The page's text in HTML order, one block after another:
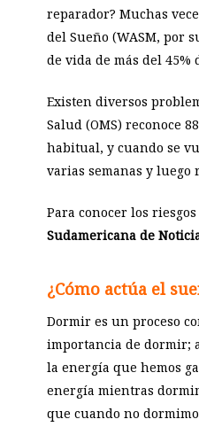
reparador? Muchas
del Sueño (WASM, por
de vida de más del
Existen diversos
Salud (OMS) reconoce
habitual, y cuando se
varias semanas y luego
Para conocer los
Sudamericana de
¿Cómo actúa el
Dormir es un proceso
importancia de dormir;
la energía que hemos
energía mientras
que cuando no